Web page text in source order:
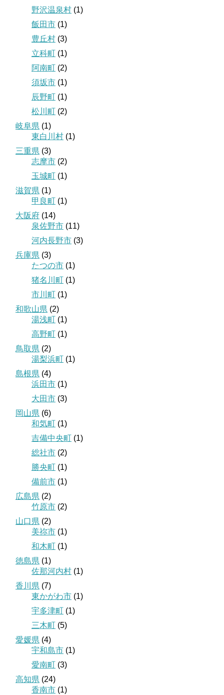
野沢温泉村 (1)
飯田市 (1)
豊丘村 (3)
立科町 (1)
阿南町 (2)
須坂市 (1)
辰野町 (1)
松川町 (2)
岐阜県 (1)
東白川村 (1)
三重県 (3)
志摩市 (2)
玉城町 (1)
滋賀県 (1)
甲良町 (1)
大阪府 (14)
泉佐野市 (11)
河内長野市 (3)
兵庫県 (3)
たつの市 (1)
猪名川町 (1)
市川町 (1)
和歌山県 (2)
湯浅町 (1)
高野町 (1)
鳥取県 (2)
湯梨浜町 (1)
島根県 (4)
浜田市 (1)
大田市 (3)
岡山県 (6)
和気町 (1)
吉備中央町 (1)
総社市 (2)
勝央町 (1)
備前市 (1)
広島県 (2)
竹原市 (2)
山口県 (2)
美祢市 (1)
和木町 (1)
徳島県 (1)
佐那河内村 (1)
香川県 (7)
東かがわ市 (1)
宇多津町 (1)
三木町 (5)
愛媛県 (4)
宇和島市 (1)
愛南町 (3)
高知県 (24)
香南市 (1)